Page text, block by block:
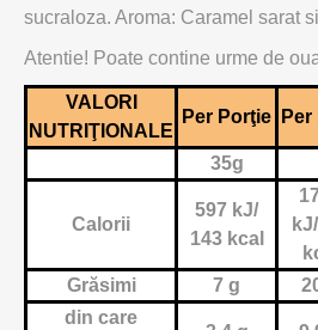
sucraloza. Aroma: Caramel sarat
Atentie! Poate contine urme de
VALORI
NUTRIŢIONALE
Per Porţie Per
35g
Calorii
597 kJ/
143 kcal
Grăsimi
7 g
din care